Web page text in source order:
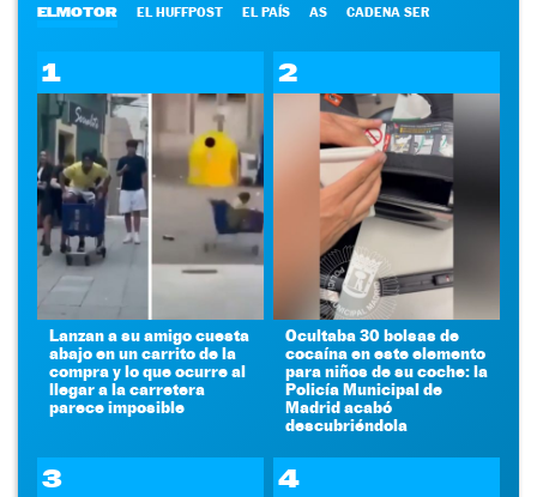
ELMOTOR EL HUFFPOST EL PAÍS AS CADENA SER
1
Lanzan a su amigo cuesta
abajo en un carrito de la
compra y lo que ocurre al
llegar a la carretera
parece imposible
2
Ocultaba 30 bolsas de
cocaína en este elemento
para niños de su coche: la
Policía Municipal de
Madrid acabó
descubriéndola
3 4